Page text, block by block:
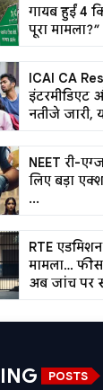
गायब हुईं 4
पूरा मामला?”
ICAI CA
इंटरमीडिएट
नतीजे जारी,
NEET री-
लिए बड़ा
...
RTE
मामला…
अब जांच पर
POSTS